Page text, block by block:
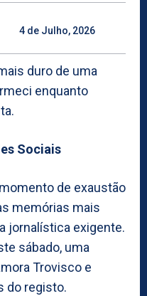
4 de Julho, 2026
duro de uma
enquanto
Sociais
de exaustão
memórias mais
jornalística exigente.
sábado, uma
Trovisco e
do registo.